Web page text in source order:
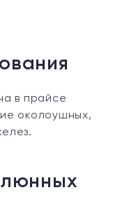
в прайсе
околоушных,